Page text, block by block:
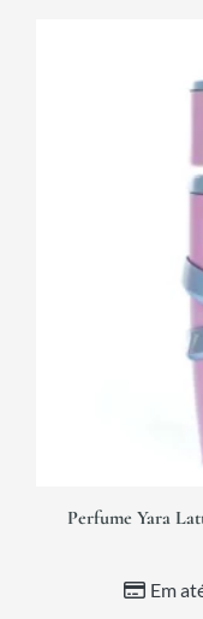
Perfume Yara
Em